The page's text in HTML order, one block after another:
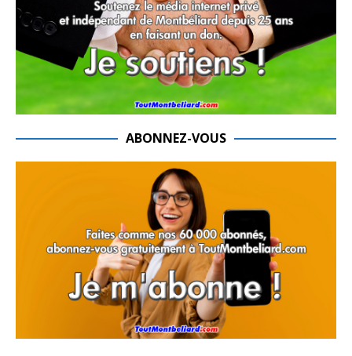
ABONNEZ-VOUS